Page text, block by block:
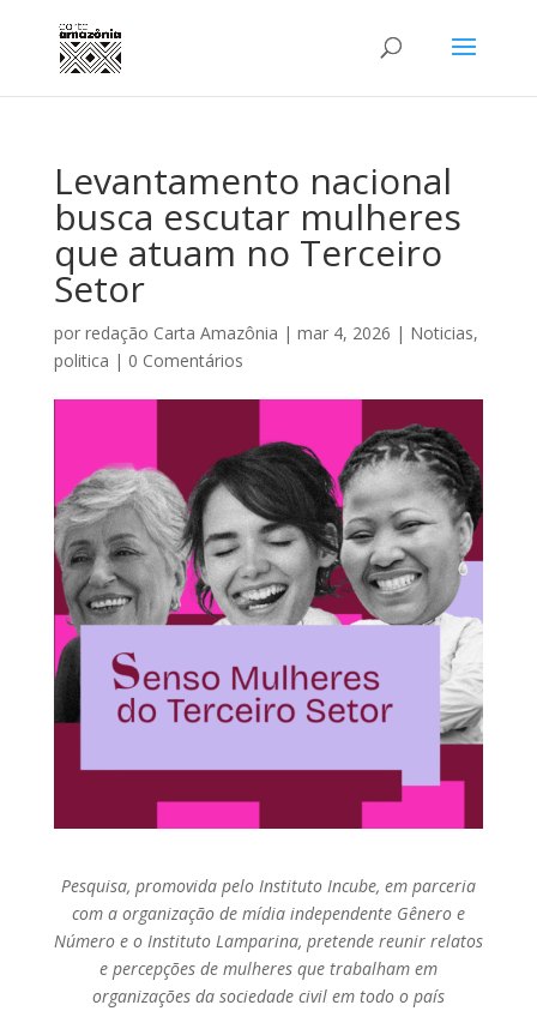
Levantamento nacional
busca escutar mulheres
que atuam no Terceiro
Setor
por redação Carta Amazônia | mar 4, 2026 | Noticias,
politica | 0 Comentários
Pesquisa, promovida pelo Instituto Incube, em parceria
com a organização de mídia independente Gênero e
Número e o Instituto Lamparina, pretende reunir relatos
e percepções de mulheres que trabalham em
organizações da sociedade civil em todo o país